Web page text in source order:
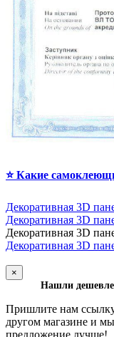
⭐ Какие
Декоративная 3D
Декоративная 3D
Декоративная 3D
Декоративная 3D
×
Нашли
Пришлите нам
другом магазине и